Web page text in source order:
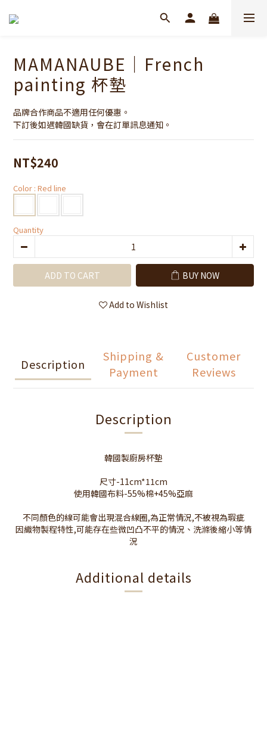
MAMANAUBE｜French
painting 杯墊
品牌合作商品不適用任何優惠。
下訂後如遇韓國缺貨，會在訂單訊息通知。
NT$240
Color : Red line
Quantity
ADD TO CART BUY NOW
Add to Wishlist
Description
Shipping &
Payment
Customer
Reviews
Description
韓國製廚房杯墊
尺寸-11cm*11cm
使用韓國布料-55%棉+45%亞麻
不同顏色的線可能會出現混合線圈,為正常情況,不被視為瑕疵
因織物製程特性,可能存在些微凹凸不平的情況、洗滌後縮小等情
況
Additional details